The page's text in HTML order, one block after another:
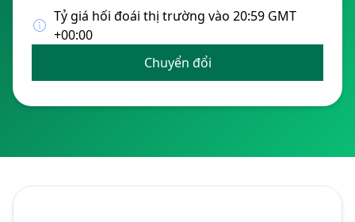
Tỷ giá hối đoái thị trường vào 20:59 GMT
+00:00
Chuyển đổi